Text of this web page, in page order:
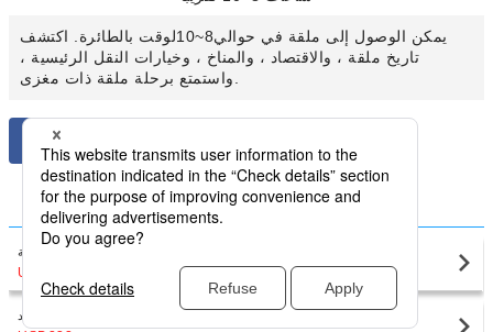
يمكن الوصول إلى ملقة في حوالي8~10لوقت بالطائرة. اكتشف
تاريخ ملقة ، والاقتصاد ، والمناخ ، وخيارات النقل الرئيسية ،
قارن أقل أسعار إسبانيا المحلي من ملقة
برشلونة ملقة(AGP)
USD164
مدريد